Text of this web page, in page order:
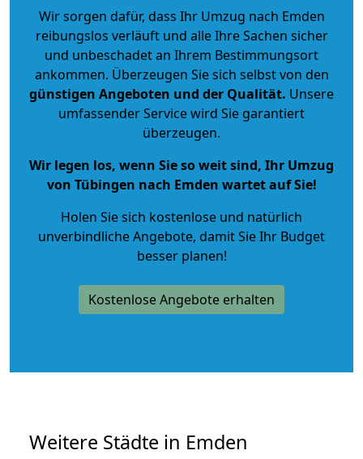
Wir sorgen dafür, dass Ihr Umzug nach Emden
reibungslos verläuft und alle Ihre Sachen sicher
und unbeschadet an Ihrem Bestimmungsort
ankommen. Überzeugen Sie sich selbst von den
günstigen Angeboten und der Qualität. Unsere
umfassender Service wird Sie garantiert
überzeugen.
Wir legen los, wenn Sie so weit sind, Ihr Umzug
von Tübingen nach Emden wartet auf Sie!
Holen Sie sich kostenlose und natürlich
unverbindliche Angebote, damit Sie Ihr Budget
besser planen!
Kostenlose Angebote erhalten
Weitere Städte in Emden